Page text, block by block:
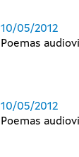
10/05/2012
Poemas
10/05/2012
Poemas